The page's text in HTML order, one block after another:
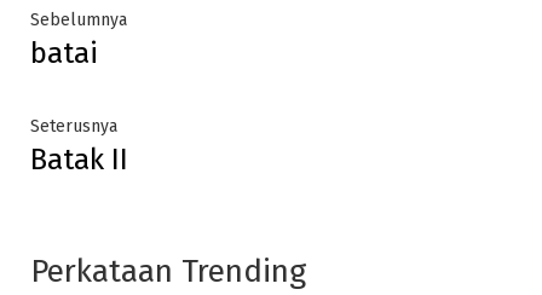
Post
navigation
SebelumnyaPrevious
batai
SeterusnyaNext
post:
Batak II
Perkataan Trending